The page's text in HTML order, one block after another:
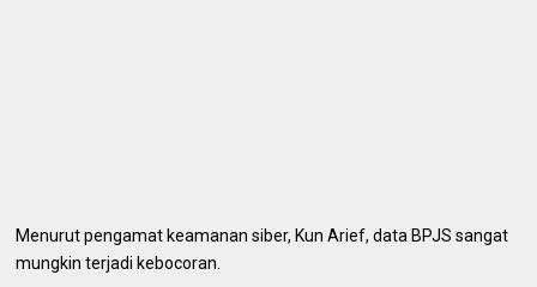
Menurut pengamat keamanan siber, Kun Arief, data BPJS sangat
mungkin terjadi kebocoran.